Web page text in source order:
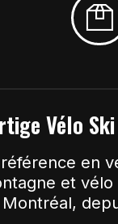
Vélo Ski
référence en
et